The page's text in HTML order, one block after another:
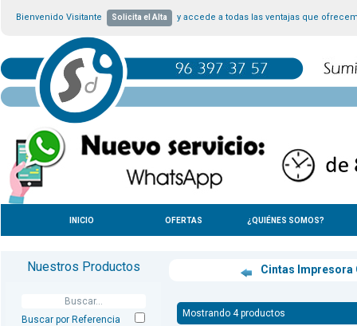
Bienvenido Visitante Solicita el Alta y accede a todas las ventajas que
INICIO OFERTAS ¿QUIÉNES SOMOS?
Nuestros Productos
Buscar por Referencia
Cintas Impresora
Mostrando 4 productos